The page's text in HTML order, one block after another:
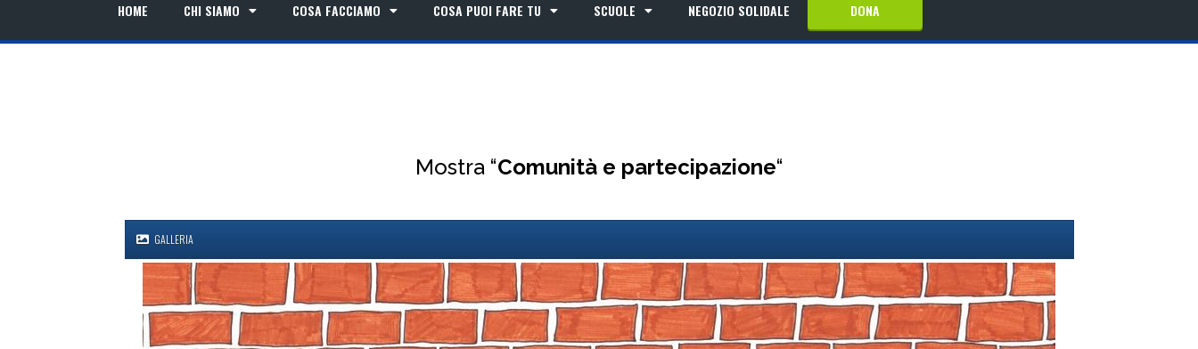
HOME CHI SIAMO COSA FACCIAMO COSA PUOI FARE TU SCUOLE NEGOZIO SOLIDALE DONA
Mostra “Comunità e partecipazione“
GALLERIA